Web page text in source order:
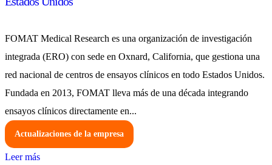
FOMAT Medical Research es una organización de investigación
integrada (ERO) con sede en Oxnard, California, que gestiona una
red nacional de centros de ensayos clínicos en todo Estados Unidos.
Fundada en 2013, FOMAT lleva más de una década integrando
ensayos clínicos directamente en...
Actualizaciones de la empresa
Leer más